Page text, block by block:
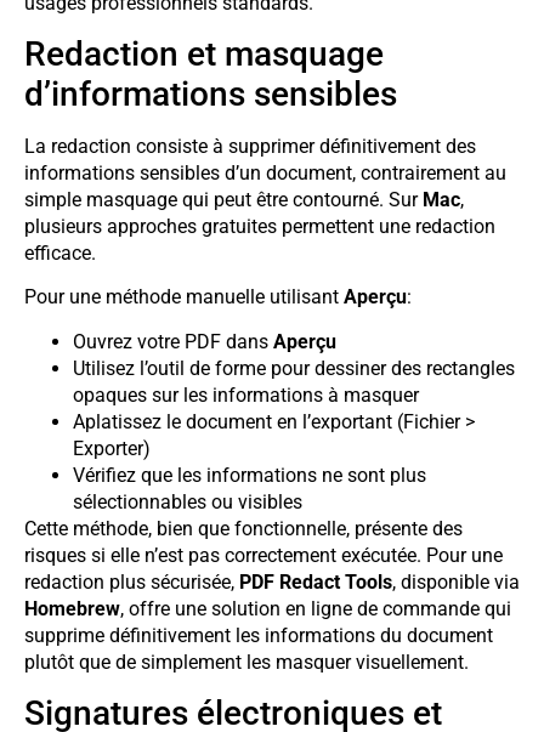
Redaction et masquage
d’informations sensibles
La redaction consiste à supprimer définitivement des
informations sensibles d’un document, contrairement au
simple masquage qui peut être contourné. Sur Mac,
plusieurs approches gratuites permettent une redaction
efficace.
Pour une méthode manuelle utilisant Aperçu:
Ouvrez votre PDF dans Aperçu
Utilisez l’outil de forme pour dessiner des rectangles
opaques sur les informations à masquer
Aplatissez le document en l’exportant (Fichier >
Exporter)
Vérifiez que les informations ne sont plus
sélectionnables ou visibles
Cette méthode, bien que fonctionnelle, présente des
risques si elle n’est pas correctement exécutée. Pour une
redaction plus sécurisée, PDF Redact Tools, disponible via
Homebrew, offre une solution en ligne de commande qui
supprime définitivement les informations du document
plutôt que de simplement les masquer visuellement.
Signatures électroniques et